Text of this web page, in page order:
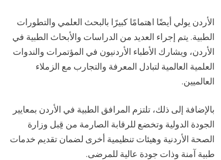
الأردن يولي أيضًا اهتمامًا كبيرًا بالبحث العلمي والتطورات
الطبية. يتم إجراء العديد من الدراسات والأبحاث الطبية في
الأردن، ويشارك الأطباء الأردنيون في المؤتمرات والندوات
العلمية العالمية لتبادل المعرفة والتجارب مع الزملاء
العالميين.
بالإضافة إلى ذلك، تلتزم المرافق الطبية في الأردن بمعايير
الجودة الدولية وتخضع للرقابة الصارمة من قِبل وزارة
الصحة الأردنية وهيئات تنظيمية أخرى لضمان تقديم خدمات
طبية آمنة وذات جودة عالية للمرضى.